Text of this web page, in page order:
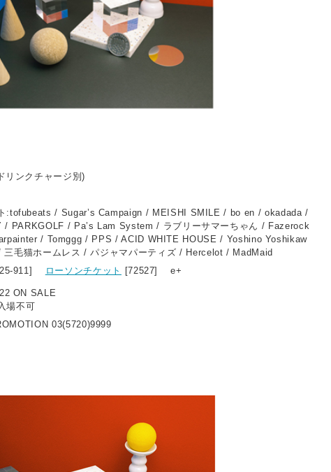
リンクチャージ別)
:tofubeats / Sugar’s Campaign / MEISHI SMILE / bo en / okadada /
/ PARKGOLF / Pa’s Lam System / ラブリーサマーちゃん / Fazerock
/ Tomggg / PPS / ACID WHITE HOUSE / Yoshino Yoshikaw
毛猫ホームレス / パジャマパーティズ / Hercelot / MadMaid
911] ローソンチケット [72527] e+
ON SALE
場不可
03(5720)9999